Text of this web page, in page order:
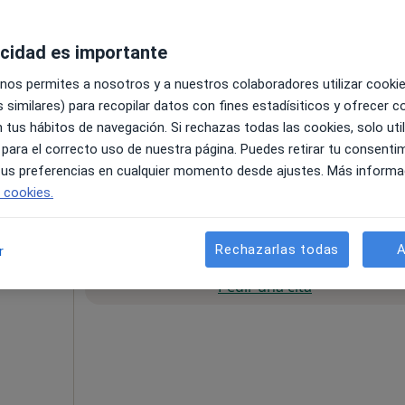
La reserva de cita online no está
Pedir una cita
es importante
permites a nosotros y a nuestros colaboradores utilizar
similares) para recopilar datos con fines estadísiticos y ofrecer
tus hábitos de navegación. Si rechazas todas las cookies, solo
el correcto uso de nuestra página. Puedes retirar tu
preferencias en cualquier momento desde ajustes. Más
Rechazarlas todas